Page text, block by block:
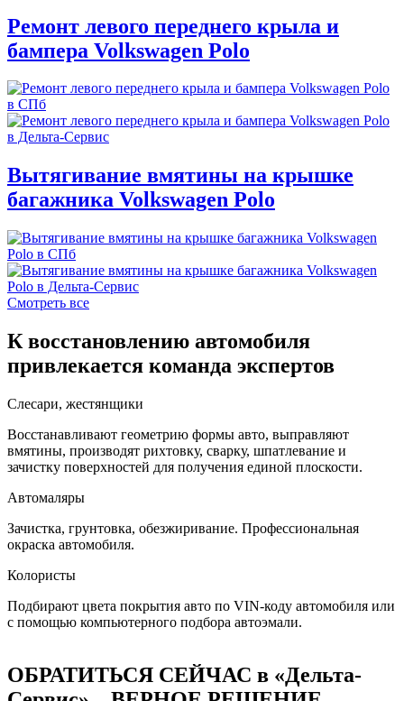
Ремонт левого переднего крыла и
бампера Volkswagen Polo
Вытягивание вмятины на крышке
багажника Volkswagen Polo
Смотреть все
К восстановлению автомобиля
привлекается команда экспертов
Слесари, жестянщики
Восстанавливают геометрию формы авто, выправляют
вмятины, производят рихтовку, сварку, шпатлевание и
зачистку поверхностей для получения единой плоскости.
Автомаляры
Зачистка, грунтовка, обезжиривание. Профессиональная
окраска автомобиля.
Колористы
Подбирают цвета покрытия авто по VIN-коду автомобиля или
с помощью компьютерного подбора автоэмали.
ОБРАТИТЬСЯ СЕЙЧАС в «Дельта-